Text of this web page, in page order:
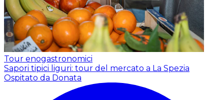
Tour enogastronomici
Sapori tipici liguri: tour del mercato a La Spezia
Ospitato da Donata